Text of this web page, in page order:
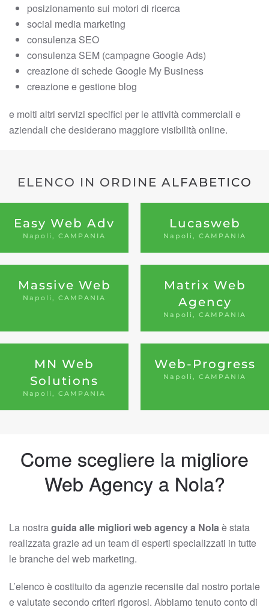
posizionamento sui motori di ricerca
social media marketing
consulenza SEO
consulenza SEM (campagne Google Ads)
creazione di schede Google My Business
creazione e gestione blog
e molti altri servizi specifici per le attività commerciali e
aziendali che desiderano maggiore visibilità online.
ELENCO IN ORDINE ALFABETICO
Easy Web Adv
Napoli, CAMPANIA
Lucasweb
Napoli, CAMPANIA
Massive Web
Napoli, CAMPANIA
Matrix Web
Agency
Napoli, CAMPANIA
MN Web
Solutions
Napoli, CAMPANIA
Web-Progress
Napoli, CAMPANIA
Come scegliere la migliore
Web Agency a Nola?
La nostraguida alle migliori web agency a Nolaè stata
realizzata grazie ad un team di esperti specializzati in tutte
le branche del web marketing.
L’elenco è costituito da agenzie recensite dal nostro portale
e valutate secondo criteri rigorosi. Abbiamo tenuto conto di